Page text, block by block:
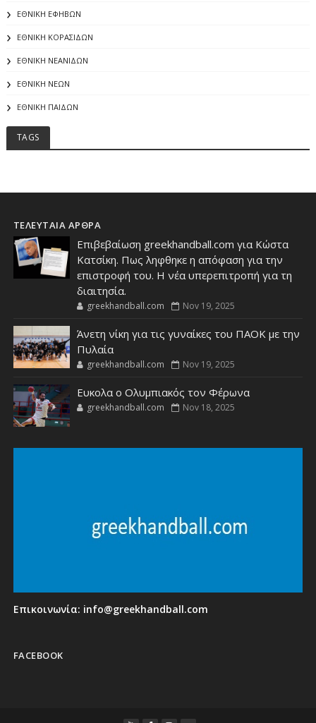
ΕΘΝΙΚΗ ΕΦΗΒΩΝ
ΕΘΝΙΚΗ ΚΟΡΑΣΙΔΩΝ
ΕΘΝΙΚΗ ΝΕΑΝΙΔΩΝ
ΕΘΝΙΚΗ ΝΕΩΝ
ΕΘΝΙΚΗ ΠΑΙΔΩΝ
TAGS
ΤΕΛΕΥΤΑΙΑ ΑΡΘΡΑ
Επιβεβαίωση greekhandball.com για Κώστα
Κατσίκη. Πως ληφθηκε η απόφαση για την
επιστροφή του. Η νέα υπερεπιτροπή για τη
διαιτησία.
greekhandball.com Nov 19, 2025
Άνετη νίκη για τις γυναίκες του ΠΑΟΚ με την
Πυλαία
greekhandball.com Nov 19, 2025
Ευκολα ο Ολυμπιακός τον Φέρωνα
greekhandball.com Nov 18, 2025
Επικοινωνία: info@greekhandball.com
FACEBOOK